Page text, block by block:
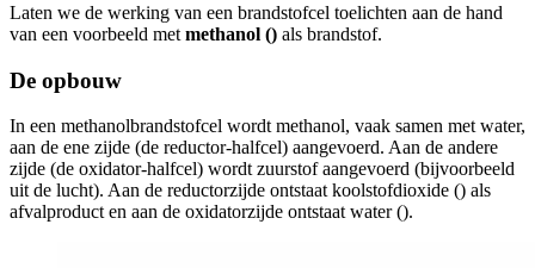
Laten we de werking van een brandstofcel toelichten aan de hand
van een voorbeeld met methanol () als brandstof.
De opbouw
In een methanolbrandstofcel wordt methanol, vaak samen met water,
aan de ene zijde (de reductor-halfcel) aangevoerd. Aan de andere
zijde (de oxidator-halfcel) wordt zuurstof aangevoerd (bijvoorbeeld
uit de lucht). Aan de reductorzijde ontstaat koolstofdioxide () als
afvalproduct en aan de oxidatorzijde ontstaat water ().